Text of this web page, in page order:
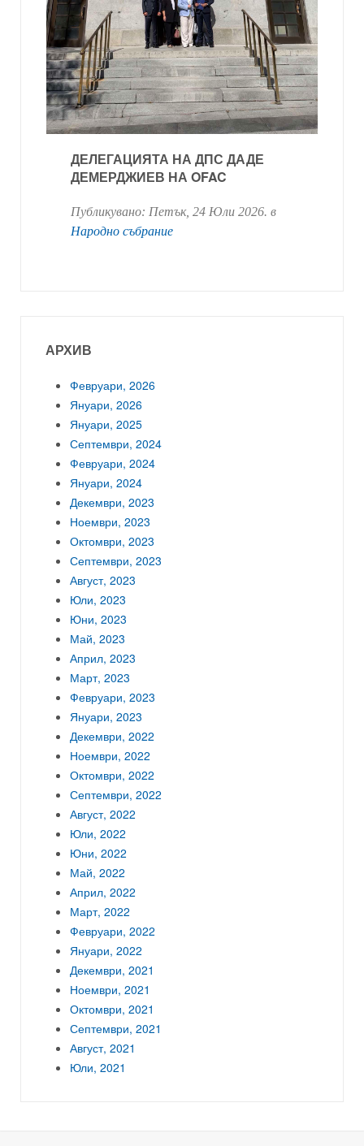
ДЕЛЕГАЦИЯТА НА ДПС ДАДЕ
ДЕМЕРДЖИЕВ НА OFAC
Публикувано: Петък, 24 Юли 2026. в
Народно събрание
АРХИВ
Февруари, 2026
Януари, 2026
Януари, 2025
Септември, 2024
Февруари, 2024
Януари, 2024
Декември, 2023
Ноември, 2023
Октомври, 2023
Септември, 2023
Август, 2023
Юли, 2023
Юни, 2023
Май, 2023
Април, 2023
Март, 2023
Февруари, 2023
Януари, 2023
Декември, 2022
Ноември, 2022
Октомври, 2022
Септември, 2022
Август, 2022
Юли, 2022
Юни, 2022
Май, 2022
Април, 2022
Март, 2022
Февруари, 2022
Януари, 2022
Декември, 2021
Ноември, 2021
Октомври, 2021
Септември, 2021
Август, 2021
Юли, 2021